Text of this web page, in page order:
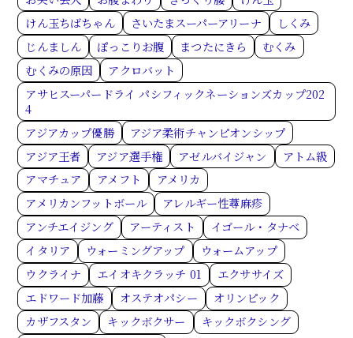
けん玉ちばちゃん
さいたまスーパーアリーナ
しくみ
じんましん
ぽっこりお腹 まつたにきら
むくみ
むくみの原因
アクロバット
アサヒスーパードライ パシフィックネーションズカップ202
4
アジアカップ優勝
アジア柔術チャンピオンシップ
アジア王者
アジア選手権 アゼルバイジャン
アトム級
アマチュア
アメフト
アメリカ
アメリカンフットボール
アレルギー性蕁麻疹
アンチエイジング
アーティスト
イゴール・タナベ
イタリア
ウォーミングアップ
ウォームアップ
ウクライナ
エイオキクラッチ 01
エクササイズ
エドワード加藤
オステオパシー
オリンピック
カザフスタン
キックボクサー
キックボクシング